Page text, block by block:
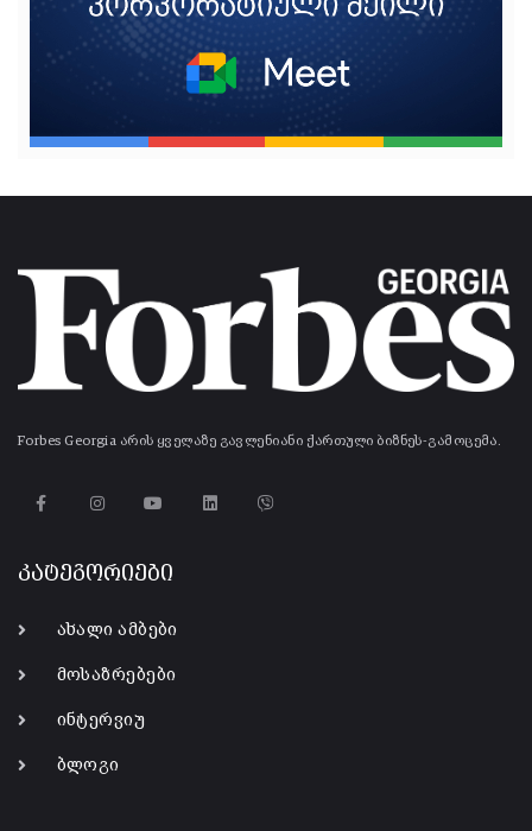
Forbes Georgia არის ყველაზე გავლენიანი ქართული ბიზნეს-გამოცემა.
კატეგორიები
ახალი ამბები
მოსაზრებები
ინტერვიუ
ბლოგი